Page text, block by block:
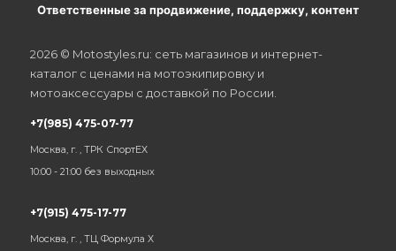
Ответственные за продвижение, поддержку, контент
2026 © Motostyles.ru: сеть магазинов и интернет-
каталог с ценами на мотоэкипировку и
мотоаксессуары с доставкой по России.
+7(985) 475-07-77
Москва, г. , ТРК СпортЕХ
10:00 - 21:00 без выходных
+7(915) 475-17-77
Москва, г. , ТЦ Формула Х